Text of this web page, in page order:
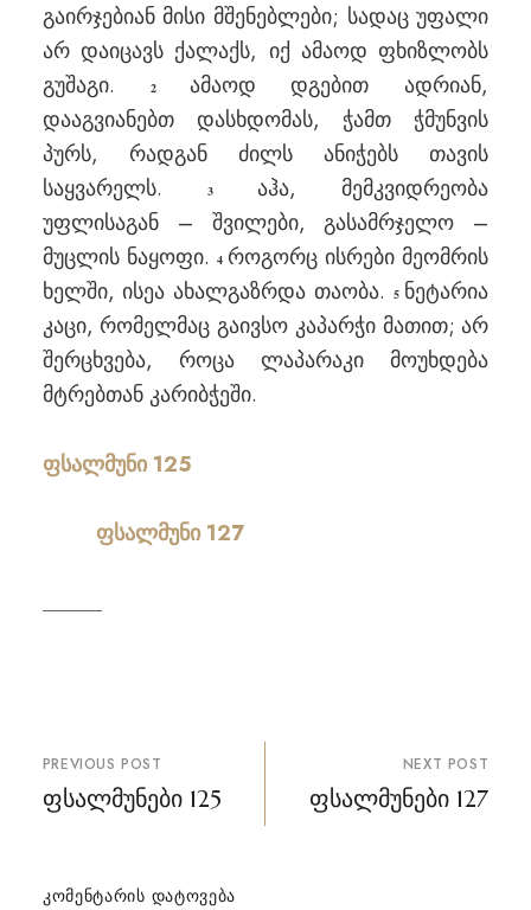
გაირჯებიან მისი მშენებლები; სადაც უფალი
არ დაიცავს ქალაქს, იქ ამაოდ ფხიზლობს
გუშაგი.
2
ამაოდ დგებით ადრიან,
დააგვიანებთ დასხდომას, ჭამთ ჭმუნვის
პურს, რადგან ძილს ანიჭებს თავის
საყვარელს.3 აჰა, მემკვიდრეობა
უფლისაგან – შვილები, გასამრჯელო –
მუცლის ნაყოფი. 4 როგორც ისრები მეომრის
ხელში, ისეა ახალგაზრდა თაობა.
5 ნეტარია
კაცი, რომელმაც გაივსო კაპარჭი მათით; არ
შერცხვება, როცა ლაპარაკი მოუხდება
მტრებთან კარიბჭეში.
ფსალმუნი 125
ფსალმუნი 127
პოსტის
ნავიგაცია
PREVIOUS POST
ფსალმუნები 125
NEXT POST
ფსალმუნები 127
ᲙᲝᲛᲔᲜᲢᲐᲠᲘᲡ ᲓᲐᲢᲝᲕᲔᲑᲐ